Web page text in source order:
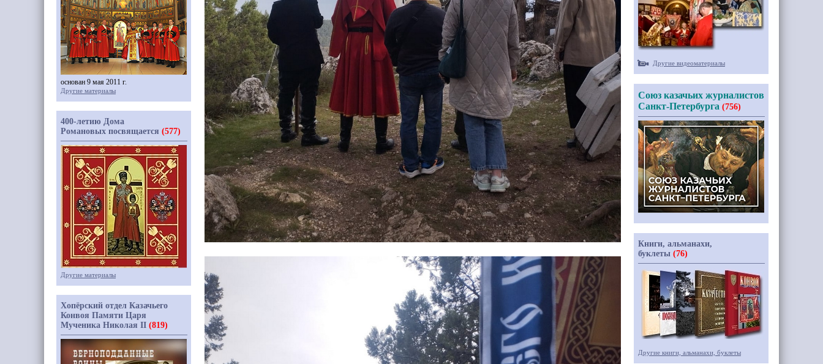
основан 9 мая 2011 г.
Другие материалы
400-летию Дома
Романовых посвящается (577)
Другие материалы
Хопёрский отдел Казачьего
Конвоя Памяти Царя
Мученика Николая II (819)
Другие видеоматериалы
Союз казачьих журналистов
Санкт-Петербурга (756)
Книги, альманахи,
буклеты (76)
Другие книги, альманахи, буклеты